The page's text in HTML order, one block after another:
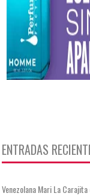
ENTRADAS
Venezolana Mari La